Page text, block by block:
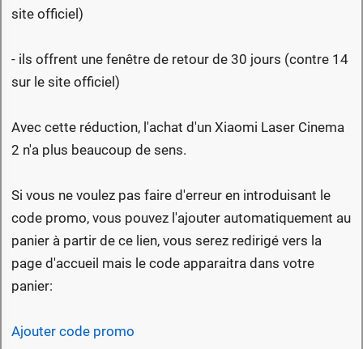
site officiel)
- ils offrent une fenêtre de retour de 30 jours (contre 14
sur le site officiel)
Avec cette réduction, l'achat d'un Xiaomi Laser Cinema
2 n'a plus beaucoup de sens.
Si vous ne voulez pas faire d'erreur en introduisant le
code promo, vous pouvez l'ajouter automatiquement au
panier à partir de ce lien, vous serez redirigé vers la
page d'accueil mais le code apparaitra dans votre
panier:
Ajouter code promo